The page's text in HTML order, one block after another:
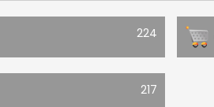
224
217